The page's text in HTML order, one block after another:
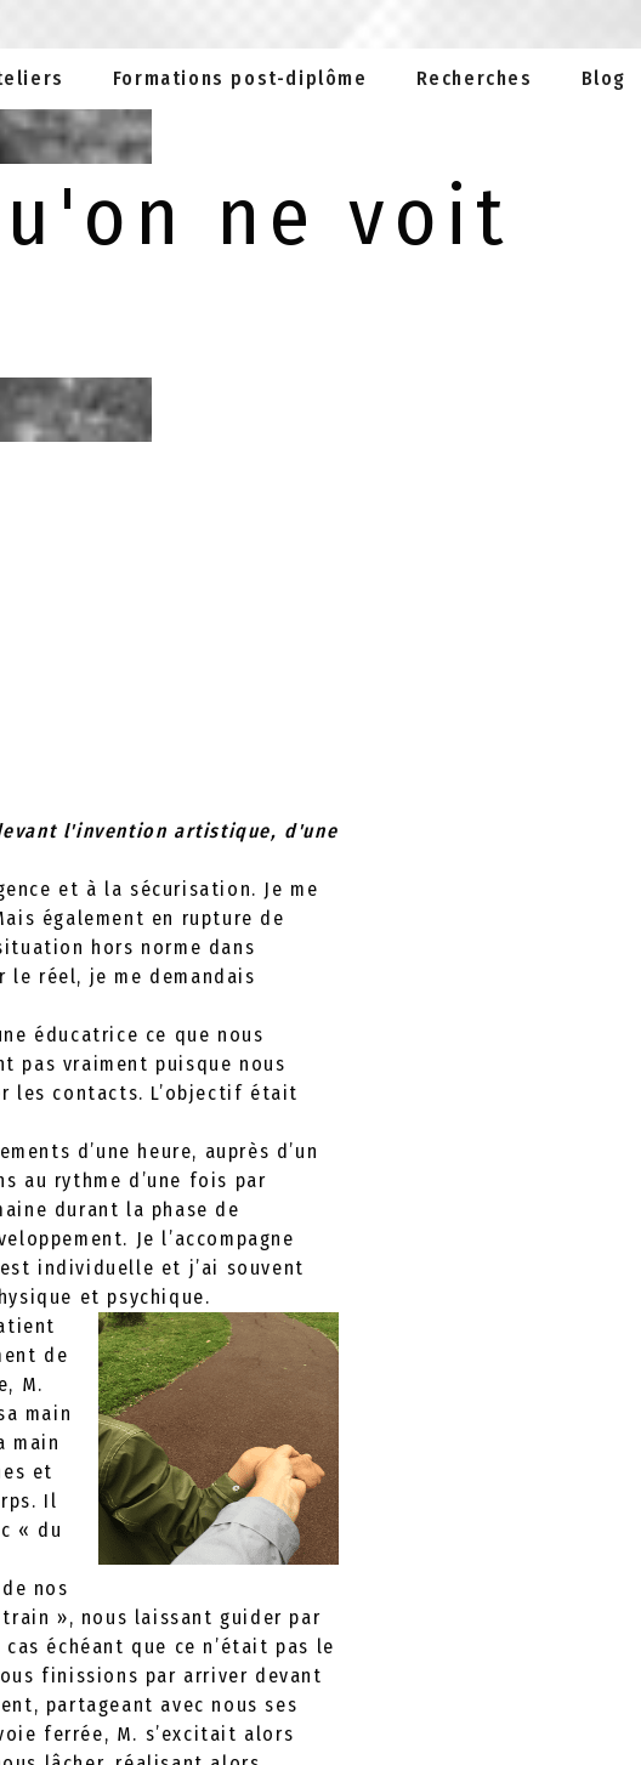
Formations post-diplôme Recherches Blog
ne voit
l'invention artistique, d'une
et à la sécurisation. Je me
également en rupture de
hors norme dans
le réel, je me demandais
éducatrice ce que nous
pas vraiment puisque nous
les contacts. L’objectif était
d’une heure, auprès d’un
au rythme d’une fois par
durant la phase de
Je l’accompagne
individuelle et j’ai souvent
et psychique.
de
M.
main
main
et
Il
« du
nos
», nous laissant guider par
échéant que ce n’était pas le
finissions par arriver devant
partageant avec nous ses
ferrée, M. s’excitait alors